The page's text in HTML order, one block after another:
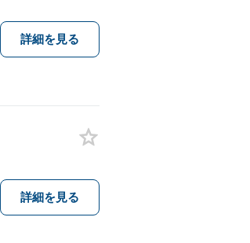
詳細を見る
詳細を見る